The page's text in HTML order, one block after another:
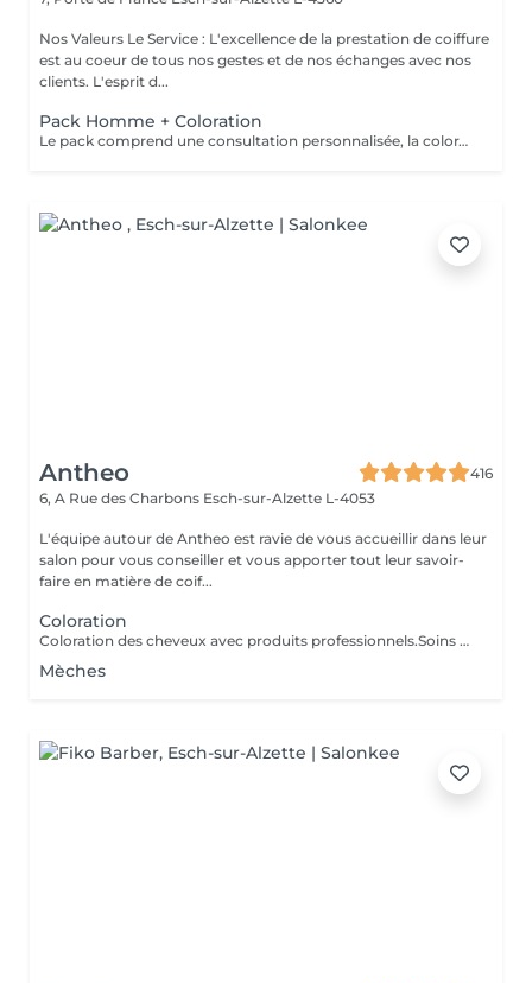
Nos Valeurs Le Service : L'excellence de la prestation de coiffure
est au coeur de tous nos gestes et de nos échanges avec nos
clients. L'esprit d...
Pack Homme + Coloration
Le pack comprend une consultation personnalisée, la coloration avec les produits LOREAL PROFESSIONNEL , shampooing et conditionneur spécifiques REDKEN , la coupe IGORANCE ( finitions sur cheveux secs) , les produits de styling REDKEN * Tarifs à titre indicatifs à confirmer après la consultation personnalisée établit auprès de votre coiffeur/stylist/spécialiste * La direction se réserve le droit d’apporter des modifications pour le bon fonctionnement du salon
Antheo
416
6, A Rue des Charbons Esch-sur-Alzette L-4053
L'équipe autour de Antheo est ravie de vous accueillir dans leur
salon pour vous conseiller et vous apporter tout leur savoir-
faire en matière de coif...
Coloration
Coloration des cheveux avec produits professionnels.Soins du cheveux pre et post coloration.
Mèches